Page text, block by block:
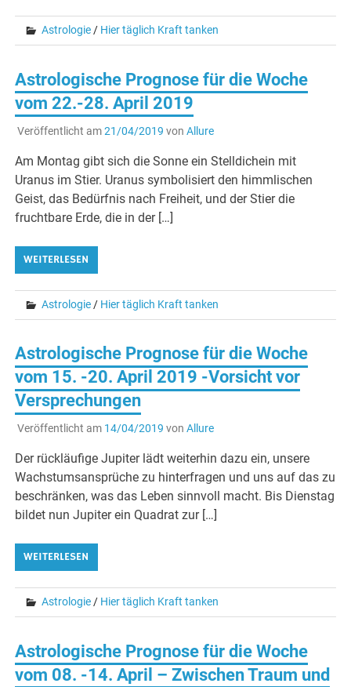
Astrologie / Hier täglich Kraft tanken
Astrologische Prognose für die Woche
vom 22.-28. April 2019
Veröffentlicht am21/04/2019 von Allure
Am Montag gibt sich die Sonne ein Stelldichein mit
Uranus im Stier. Uranus symbolisiert den himmlischen
Geist, das Bedürfnis nach Freiheit, und der Stier die
fruchtbare Erde, die in der […]
WEITERLESEN
Astrologie / Hier täglich Kraft tanken
Astrologische Prognose für die Woche
vom 15. -20. April 2019 -Vorsicht vor
Versprechungen
Veröffentlicht am 14/04/2019 von Allure
Der rückläufige Jupiter lädt weiterhin dazu ein, unsere
Wachstumsansprüche zu hinterfragen und uns auf das zu
beschränken, was das Leben sinnvoll macht. Bis Dienstag
bildet nun Jupiter ein Quadrat zur […]
WEITERLESEN
Astrologie/ Hier täglich Kraft tanken
Astrologische Prognose für die Woche
vom 08. -14. April – Zwischen Traum und